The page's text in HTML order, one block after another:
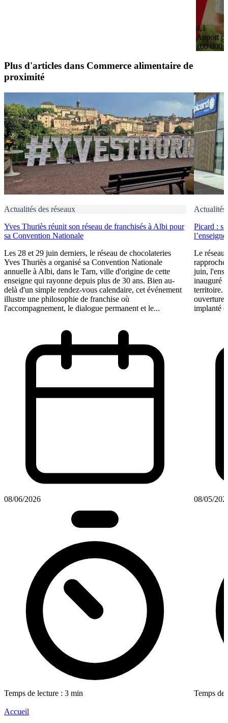
4,1
Apport
100 000 €
Plus d'articles dans Commerce alimentaire de
proximité
Actualités des réseaux
Yves Thuriès réunit son réseau de franchisés à Albi pour
sa Convention Nationale
Les 28 et 29 juin derniers, le réseau de chocolateries
Yves Thuriès a organisé sa Convention Nationale
annuelle à Albi, dans le Tarn, ville d'origine de cette
enseigne qui rayonne depuis plus de 30 ans. Bien au-
delà d'un simple rendez-vous calendaire, cet événement
illustre une philosophie de franchise où
l'accompagnement, le dialogue permanent et le...
08/06/2026
Temps de lecture : 3 min
Actualités
Picard :
Le réseau
rapproche
juin,
inauguré
territoire.
implanté
08/05/
Temps de
Accueil